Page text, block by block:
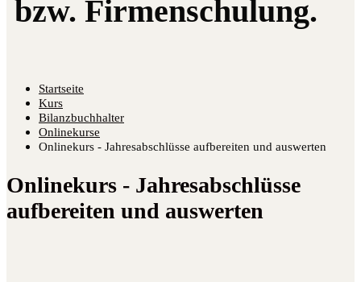
Startseite
Kurs
Bilanzbuchhalter
Onlinekurse
Onlinekurs - Jahresabschlüsse aufbereiten und auswerten
Onlinekurs - Jahresabschlüsse
aufbereiten und auswerten